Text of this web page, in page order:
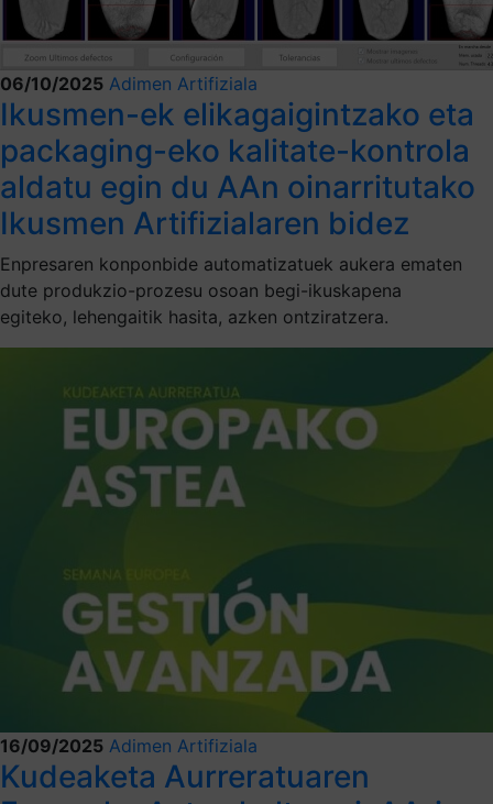
06/10/2025 Adimen Artifiziala
Ikusmen-ek elikagaigintzako eta
packaging-eko kalitate-kontrola
aldatu egin du AAn oinarritutako
Ikusmen Artifizialaren bidez
Enpresaren konponbide automatizatuek aukera ematen
dute produkzio-prozesu osoan begi-ikuskapena
egiteko, lehengaitik hasita, azken ontziratzera.
16/09/2025 Adimen Artifiziala
Kudeaketa Aurreratuaren